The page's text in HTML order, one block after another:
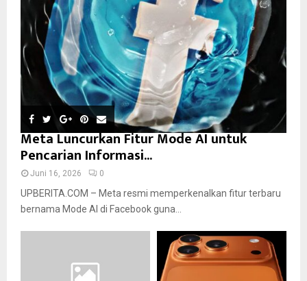
Meta Luncurkan Fitur Mode AI untuk
Pencarian Informasi...
Juni 16, 2026 0
UPBERITA.COM – Meta resmi memperkenalkan fitur terbaru
bernama Mode AI di Facebook guna...